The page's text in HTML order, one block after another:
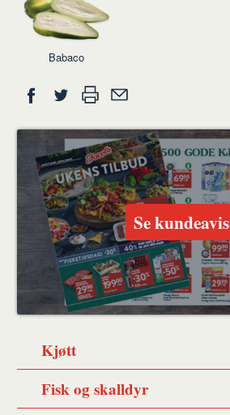
Babaco
Del
på
Facebook
på
Twitter
ut en
venn
Se kundeavis
Kjøtt
Fisk og skalldyr